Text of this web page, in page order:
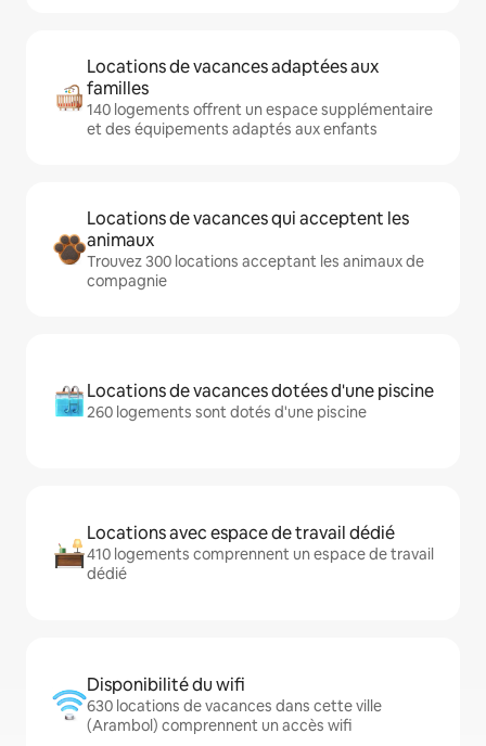
Locations de vacances adaptées aux
familles
140 logements offrent un espace supplémentaire
et des équipements adaptés aux enfants
Locations de vacances qui acceptent les
animaux
Trouvez 300 locations acceptant les animaux de
compagnie
Locations de vacances dotées d'une piscine
260 logements sont dotés d'une piscine
Locations avec espace de travail dédié
410 logements comprennent un espace de travail
dédié
Disponibilité du wifi
630 locations de vacances dans cette ville
(Arambol) comprennent un accès wifi